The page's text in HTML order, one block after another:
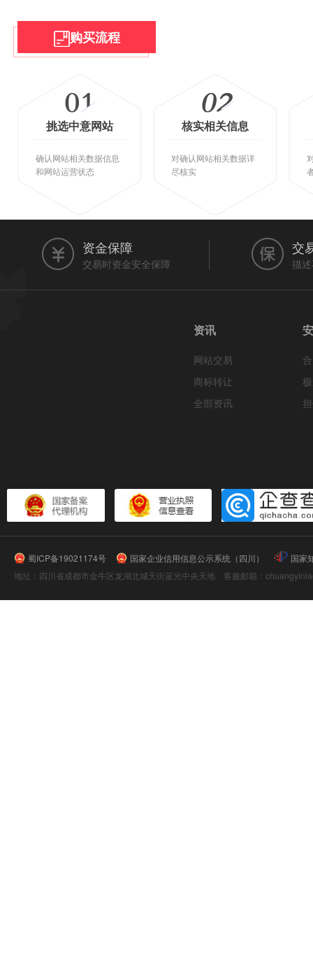
购买流程
挑选中意网站
确认网站相关数据信息
和网站运营状态
核实相关信息
对确认网站相关数据详
尽核实
资金保障
交易时资金安全保障
交
描
资讯
网站交易
商标转让
全部资讯
蜀ICP备19021174号 国家企业信用信息公示系统（四川）
国家
地址：四川省成都市金牛区龙湖北城天街蓝光中央天地 客服邮箱：